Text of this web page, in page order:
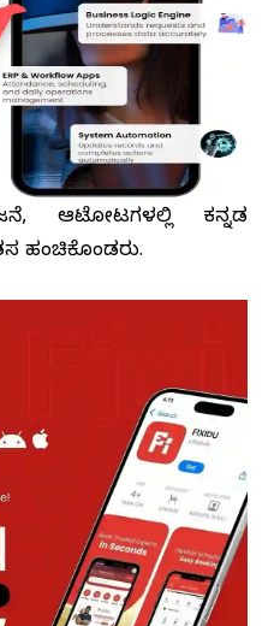
ಆಟೋಟಗಳಲ್ಲಿ ಕನ್ನಡ
ಹಂಚಿಕೊಂಡರು.